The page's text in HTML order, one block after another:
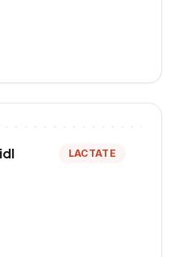
LACTATE